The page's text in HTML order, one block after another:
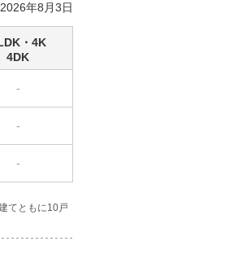
年8月3日
・4K
4DK
-
-
-
てともに10戸